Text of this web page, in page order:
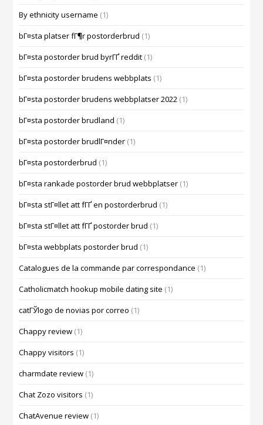
By ethnicity username (1)
bГ¤sta platser fГ¶r postorderbrud (1)
bГ¤sta postorder brud byrГҐ reddit (1)
bГ¤sta postorder brudens webbplats (1)
bГ¤sta postorder brudens webbplatser 2022 (1)
bГ¤sta postorder brudland (1)
bГ¤sta postorder brudlГ¤nder (1)
bГ¤sta postorderbrud (1)
bГ¤sta rankade postorder brud webbplatser (1)
bГ¤sta stГ¤llet att fГҐ en postorderbrud (1)
bГ¤sta stГ¤llet att fГҐ postorder brud (1)
bГ¤sta webbplats postorder brud (1)
Catalogues de la commande par correspondance (1)
Catholicmatch hookup mobile dating site (1)
catГЎlogo de novias por correo (1)
Chappy review (1)
Chappy visitors (1)
charmdate review (1)
Chat Zozo visitors (1)
ChatAvenue review (1)